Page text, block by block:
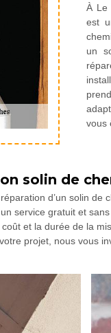
À Le
est
un
vous
solin de
d’un solin de
service gratuit et
et la durée de la
projet, nous vous